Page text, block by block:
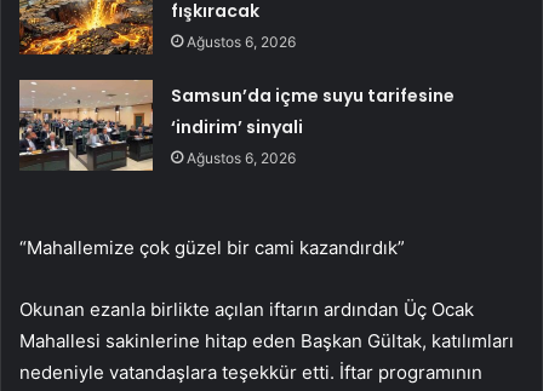
fışkıracak
Ağustos 6, 2026
Samsun’da içme suyu tarifesine
‘indirim’ sinyali
Ağustos 6, 2026
“Mahallemize çok güzel bir cami kazandırdık”
Okunan ezanla birlikte açılan iftarın ardından Üç Ocak
Mahallesi sakinlerine hitap eden Başkan Gültak, katılımları
nedeniyle vatandaşlara teşekkür etti. İftar programının